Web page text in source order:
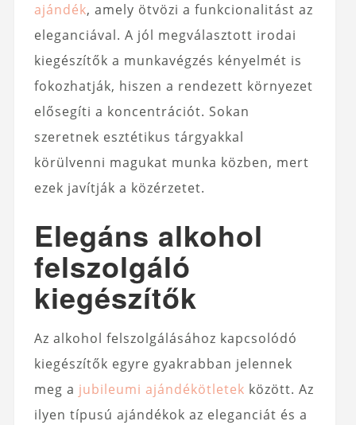
ajándék, amely ötvözi a funkcionalitást az
eleganciával. A jól megválasztott irodai
kiegészítők a munkavégzés kényelmét is
fokozhatják, hiszen a rendezett környezet
elősegíti a koncentrációt. Sokan
szeretnek esztétikus tárgyakkal
körülvenni magukat munka közben, mert
ezek javítják a közérzetet.
Elegáns alkohol
felszolgáló
kiegészítők
Az alkohol felszolgálásához kapcsolódó
kiegészítők egyre gyakrabban jelennek
meg a jubileumi ajándékötletek között. Az
ilyen típusú ajándékok az eleganciát és a